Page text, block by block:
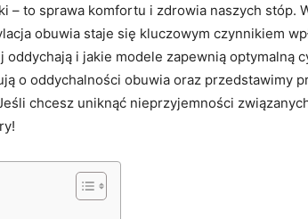
to sprawa komfortu i zdrowia‍ naszych⁢ stóp.
⁢obuwia staje ⁤się ​kluczowym czynnikiem​
i jakie modele zapewnią optymalną
o oddychalności ⁤obuwia oraz przedstawimy
chcesz uniknąć nieprzyjemności